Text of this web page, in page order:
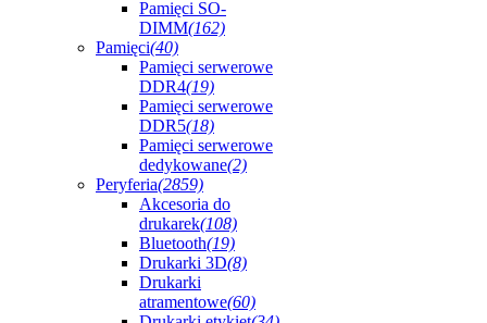
Pamięci SO-
DIMM(162)
Pamięci(40)
Pamięci serwerowe
DDR4(19)
Pamięci serwerowe
DDR5(18)
Pamięci serwerowe
dedykowane(2)
Peryferia(2859)
Akcesoria do
drukarek(108)
Bluetooth(19)
Drukarki 3D(8)
Drukarki
atramentowe(60)